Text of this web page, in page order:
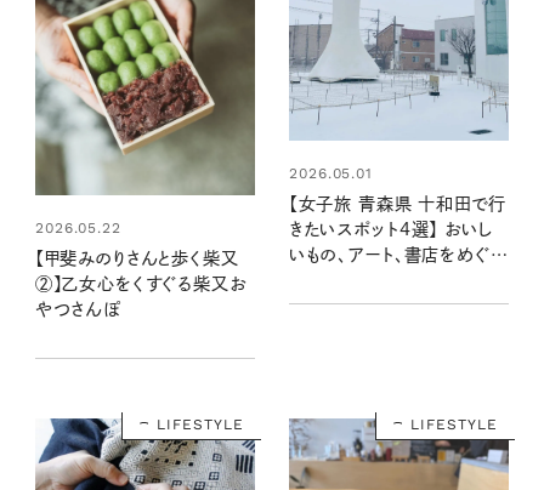
2026.05.22
【甲斐みのりさんと歩く柴又
②】乙女心をくすぐる柴又お
やつさんぽ
2026.05.01
【女子旅 青森県 十和田で行
きたいスポット4選】 おいし
いもの、アート、書店をめぐる
LIFESTYLE LIFESTYLE